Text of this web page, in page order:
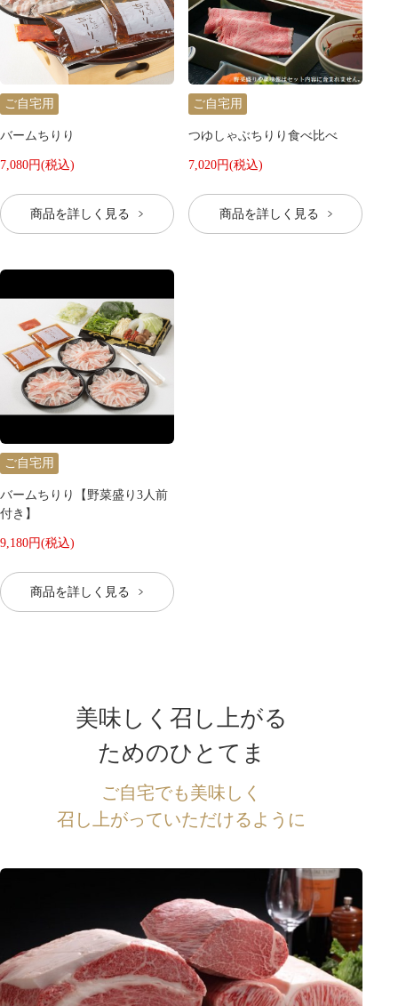
ご自宅用
バームちりり
7,080円(税込)
商品を詳しく見る
ご自宅用
つゆしゃぶちりり食べ比べ
7,020円(税込)
商品を詳しく見る
ご自宅用
バームちりり【野菜盛り3人前
付き】
9,180円(税込)
商品を詳しく見る
美味しく召し上がる
ためのひとてま
ご自宅でも美味しく
召し上がっていただけるように